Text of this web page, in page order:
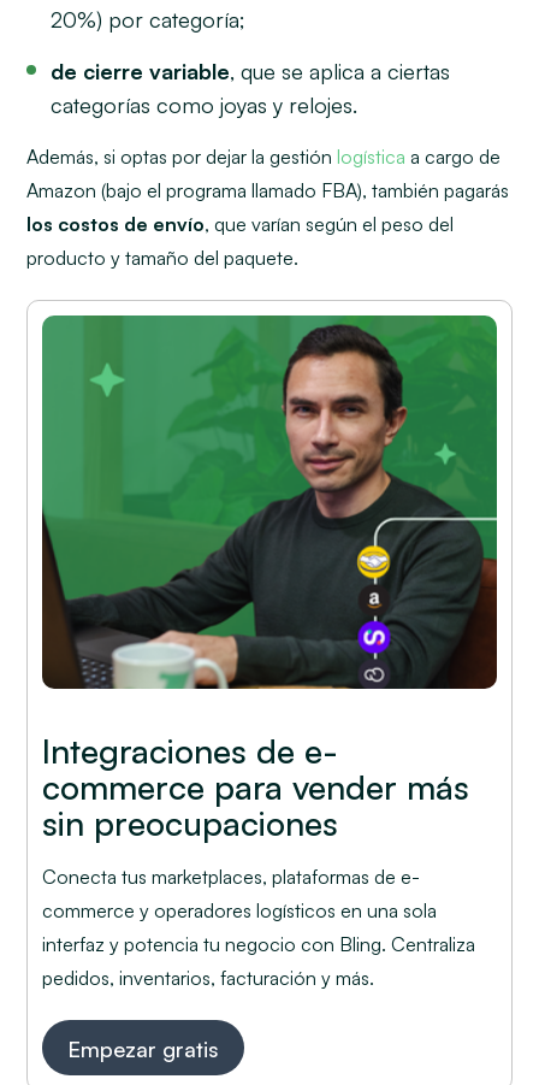
20%) por categoría;
de cierre variable, que se aplica a ciertas
categorías como joyas y relojes.
Además, si optas por dejar la gestiónlogística a cargo de
Amazon (bajo el programa llamado FBA), también pagarás
los costos de envío, que varían según el peso del
producto y tamaño del paquete.
Integraciones de e-
commerce para vender más
sin preocupaciones
Conecta tus marketplaces, plataformas de e-
commerce y operadores logísticos en una sola
interfaz y potencia tu negocio con Bling. Centraliza
pedidos, inventarios, facturación y más.
Empezar gratis